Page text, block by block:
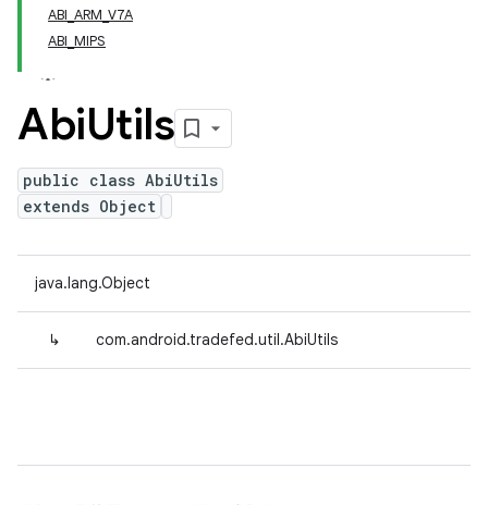
ABI_ARM_V7A
ABI_MIPS
AbiUtils
public class AbiUtils
extends Object
java.lang.Object
↳ com.android.tradefed.util.AbiUtils